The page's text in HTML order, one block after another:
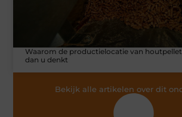
Waarom de productielocatie van
dan u denkt
Bekijk alle artikelen over dit